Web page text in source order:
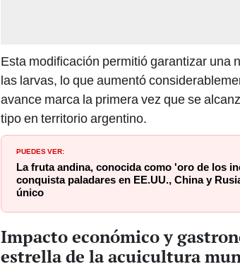
Esta modificación permitió garantizar una
las larvas, lo que aumentó
avance marca la primera vez que se
tipo en territorio argentino.
PUEDES VER:
La fruta andina, conocida como 'oro de los
conquista paladares en EE.UU., China y
único
Impacto económico y
estrella de la acuicultura